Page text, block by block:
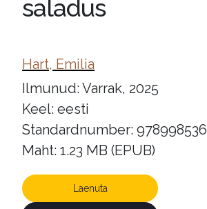
saladus
Hart, Emilia
Ilmunud: Varrak, 2025
Keel: eesti
Standardnumber:
Maht: 1.23 MB (EPUB)
Laenuta